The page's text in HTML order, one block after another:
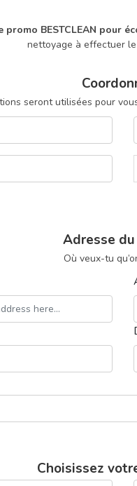
promo BESTCLEAN pour
nettoyage à effectuer
seront utilisées pour
Adresse
Où veux-tu
Choisissez